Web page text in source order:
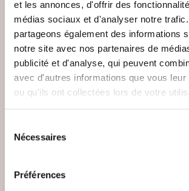
et les annonces, d'offrir des
médias sociaux et d'analyser notre
partageons également des informations
notre site avec nos partenaires de
publicité et d'analyse, qui peuvent
avec d'autres informations que vous leur
ou qu'ils ont collectées lors de votre
Nécessaires
Préférences
LES NOUVELLES DE